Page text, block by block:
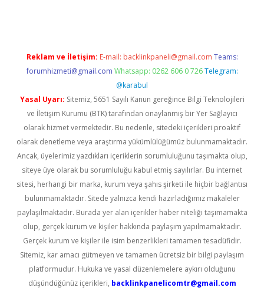
Reklam ve İletişim: E-mail: backlinkpaneli@gmail.com Teams:
forumhizmeti@gmail.com Whatsapp: 0262 606 0 726 Telegram:
@karabul
Yasal Uyarı: Sitemiz, 5651 Sayılı Kanun gereğince Bilgi Teknolojileri
ve İletişim Kurumu (BTK) tarafından onaylanmış bir Yer Sağlayıcı
olarak hizmet vermektedir. Bu nedenle, sitedeki içerikleri proaktif
olarak denetleme veya araştırma yükümlülüğümüz bulunmamaktadır.
Ancak, üyelerimiz yazdıkları içeriklerin sorumluluğunu taşımakta olup,
siteye üye olarak bu sorumluluğu kabul etmiş sayılırlar. Bu internet
sitesi, herhangi bir marka, kurum veya şahıs şirketi ile hiçbir bağlantısı
bulunmamaktadır. Sitede yalnızca kendi hazırladığımız makaleler
paylaşılmaktadır. Burada yer alan içerikler haber niteliği taşımamakta
olup, gerçek kurum ve kişiler hakkında paylaşım yapılmamaktadır.
Gerçek kurum ve kişiler ile isim benzerlikleri tamamen tesadüfidir.
Sitemiz, kar amacı gütmeyen ve tamamen ücretsiz bir bilgi paylaşım
platformudur. Hukuka ve yasal düzenlemelere aykırı olduğunu
düşündüğünüz içerikleri, backlinkpanelicomtr@gmail.com